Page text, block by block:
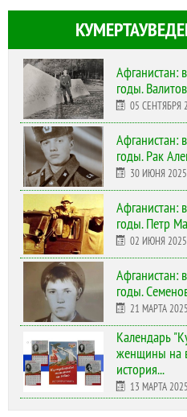
Афганистан:
годы.
05 СЕНТЯБРЯ
Афганистан:
годы. Рак
30 ИЮНЯ 2025
Афганистан:
годы. Петр
02 ИЮНЯ 2025
Афганистан:
годы.
21 МАРТА 2025
Календарь
женщины на
история...
13 МАРТА 2025